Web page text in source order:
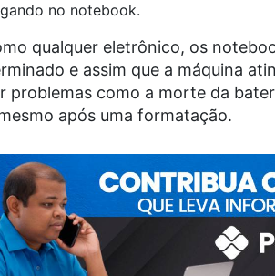
no notebook.
qualquer eletrônico, os
e assim que a máquina
problemas como a morte da
após uma formatação.